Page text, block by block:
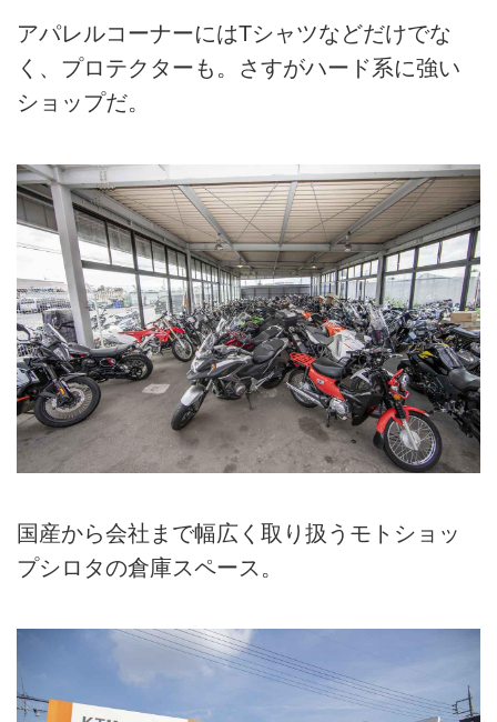
アパレルコーナーにはTシャツなどだけでな
く、プロテクターも。さすがハード系に強い
ショップだ。
国産から会社まで幅広く取り扱うモトショッ
プシロタの倉庫スペース。